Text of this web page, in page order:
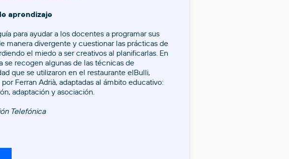
aprendizaje
para ayudar a los docentes a programar sus
manera divergente y cuestionar las prácticas de
el miedo a ser creativos al planificarlas. En
se recogen algunas de las técnicas de
que se utilizaron en el restaurante elBulli,
Ferran Adrià, adaptadas al ámbito educativo:
adaptación y asociación.
Telefónica